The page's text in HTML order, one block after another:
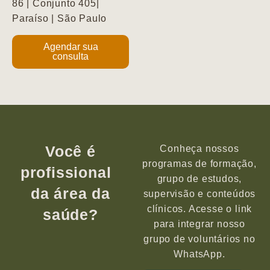
86 | Conjunto 405|
Paraíso | São Paulo
Agendar sua
consulta
Você é
profissional
da área da
saúde?
Conheça nossos
programas de formação,
grupo de estudos,
supervisão e conteúdos
clínicos. Acesse o link
para integrar nosso
grupo de voluntários no
WhatsApp.